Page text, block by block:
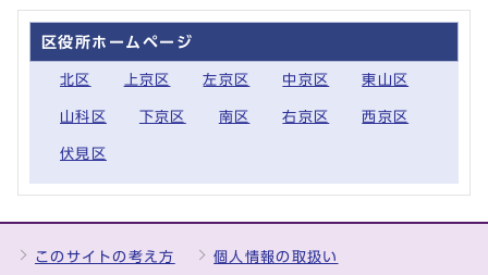
区役所ホームページ
北区 上京区 左京区 中京区 東山区
山科区 下京区 南区 右京区 西京区
伏見区
このサイトの考え方 個人情報の取扱い